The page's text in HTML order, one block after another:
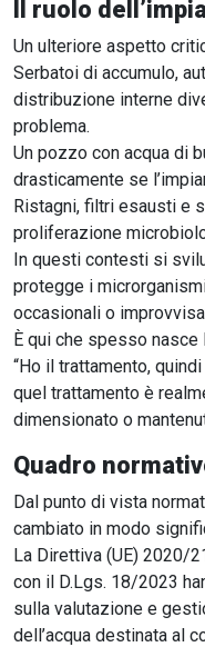
Il ruolo
Un ulteriore aspetto
Serbatoi di accumulo,
distribuzione interne
problema.
Un pozzo con acqua di
drasticamente se
Ristagni, filtri esausti e
proliferazione
In questi contesti si
protegge i
occasionali o
È qui che spesso
“Ho il trattamento,
quel trattamento è
dimensionato o
Quadro
Dal punto di vista
cambiato in modo
La Direttiva (UE) 2020/
con il D.Lgs. 18/2023
sulla valutazione e
dell’acqua destinata al